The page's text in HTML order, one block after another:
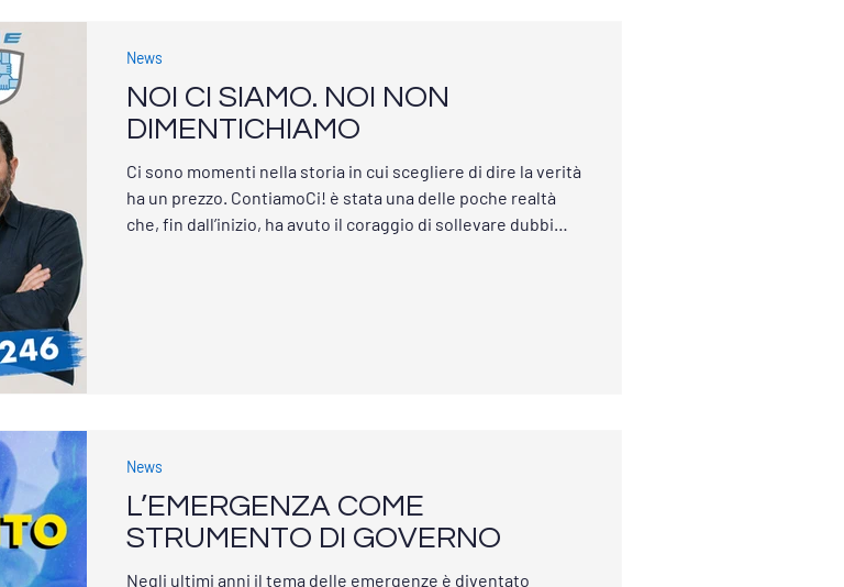
NOI CI SIAMO. NOI NON
DIMENTICHIAMO
Ci sono momenti nella storia in cui scegliere di dire la verità
ha un prezzo. ContiamoCi! è stata una delle poche realtà
che, fin dall’inizio, ha avuto il coraggio di sollevare dubbi
News
L’EMERGENZA COME
STRUMENTO DI GOVERNO
Negli ultimi anni il tema delle emergenze è diventato
News